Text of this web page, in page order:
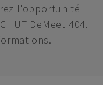
l'opportunité
DeMeet 404.